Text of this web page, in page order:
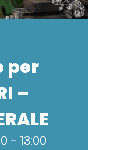
CONTATTI
per
–
- 13:00